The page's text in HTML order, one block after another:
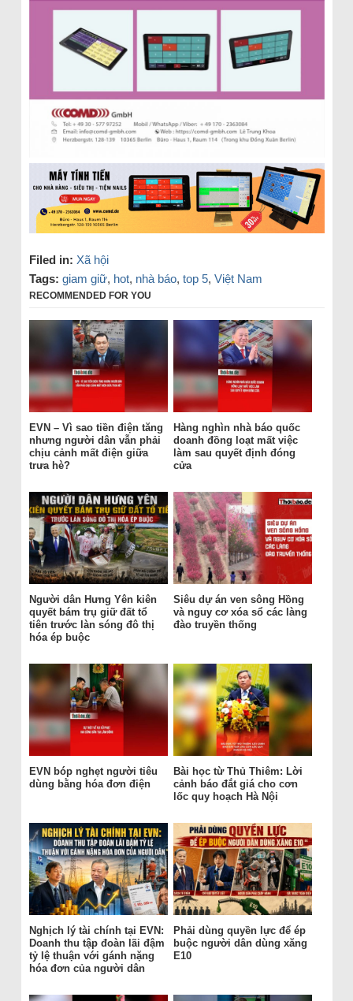
Filed in: Xã hội
Tags: giam giữ, hot, nhà báo, top 5, Việt Nam
RECOMMENDED FOR YOU
EVN – Vì sao tiền điện tăng
nhưng người dân vẫn phải
chịu cảnh mất điện giữa
trưa hè?
Hàng nghìn nhà báo quốc
doanh đồng loạt mất việc
làm sau quyết định đóng
cửa
Người dân Hưng Yên kiên
quyết bám trụ giữ đất tổ
tiên trước làn sóng đô thị
hóa ép buộc
Siêu dự án ven sông Hồng
và nguy cơ xóa sổ các làng
đào truyền thống
EVN bóp nghẹt người tiêu
dùng bằng hóa đơn điện
Bài học từ Thủ Thiêm: Lời
cảnh báo đắt giá cho cơn
lốc quy hoạch Hà Nội
Nghịch lý tài chính tại EVN:
Doanh thu tập đoàn lãi đậm
tỷ lệ thuận với gánh nặng
hóa đơn của người dân
Phải dùng quyền lực để ép
buộc người dân dùng xăng
E10